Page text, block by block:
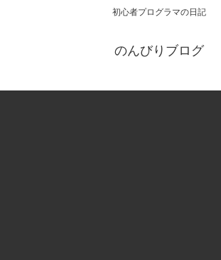
初心者プログラマの日記
のんびりブログ